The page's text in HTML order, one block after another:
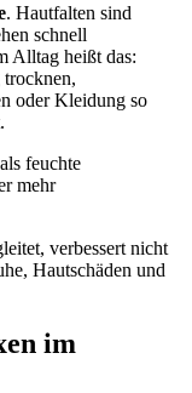
. Hautfalten sind
schnell
Alltag heißt das:
oder Kleidung so
feuchte
mehr
verbessert nicht
Hautschäden und
im